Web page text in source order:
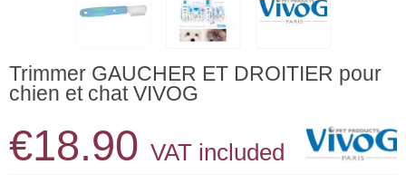
Trimmer GAUCHER ET DROITIER pour
chien et chat VIVOG
€18.90 VAT included